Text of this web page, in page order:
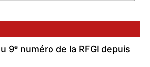
9ᵉ numéro de la RFGI depuis